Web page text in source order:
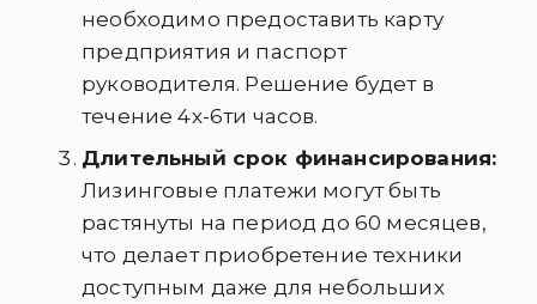
необходимо предоставить карту
предприятия и паспорт
руководителя. Решение будет в
течение 4х-6ти часов.
Длительный срок финансирования:
Лизинговые платежи могут быть
растянуты на период до 60 месяцев,
что делает приобретение техники
доступным даже для небольших